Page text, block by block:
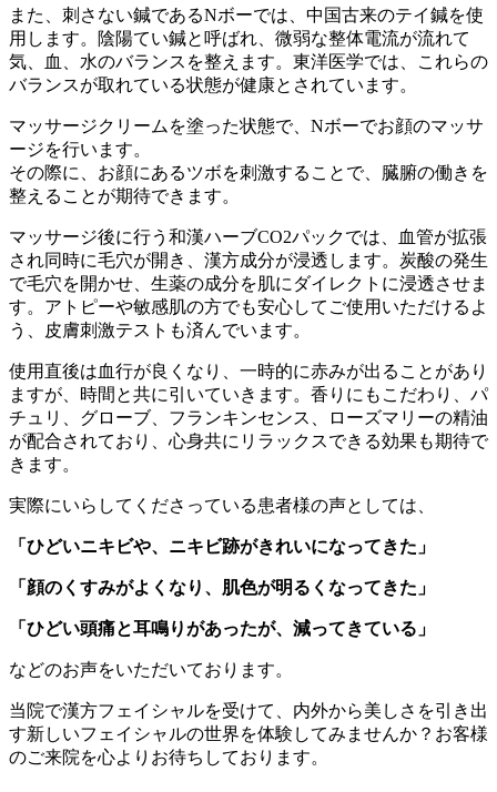
また、刺さない鍼であるNボーでは、中国古来のテイ鍼を使
用します。陰陽てい鍼と呼ばれ、微弱な整体電流が流れて
気、血、水のバランスを整えます。東洋医学では、これらの
バランスが取れている状態が健康とされています。
マッサージクリームを塗った状態で、Nボーでお顔のマッサ
ージを行います。
その際に、お顔にあるツボを刺激することで、臓腑の働きを
整えることが期待できます。
マッサージ後に行う和漢ハーブCO2パックでは、血管が拡張
され同時に毛穴が開き、漢方成分が浸透します。炭酸の発生
で毛穴を開かせ、生薬の成分を肌にダイレクトに浸透させま
す。アトピーや敏感肌の方でも安心してご使用いただけるよ
う、皮膚刺激テストも済んでいます。
使用直後は血行が良くなり、一時的に赤みが出ることがあり
ますが、時間と共に引いていきます。香りにもこだわり、パ
チュリ、グローブ、フランキンセンス、ローズマリーの精油
が配合されており、心身共にリラックスできる効果も期待で
きます。
実際にいらしてくださっている患者様の声としては、
「ひどいニキビや、ニキビ跡がきれいになってきた」
「顔のくすみがよくなり、肌色が明るくなってきた」
「ひどい頭痛と耳鳴りがあったが、減ってきている」
などのお声をいただいております。
当院で漢方フェイシャルを受けて、内外から美しさを引き出
す新しいフェイシャルの世界を体験してみませんか？お客様
のご来院を心よりお待ちしております。